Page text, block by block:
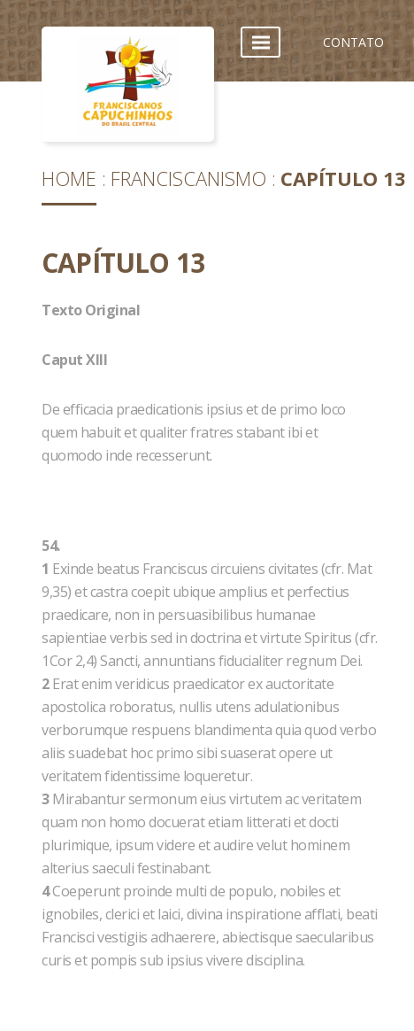
CONTATO
HOME FRANCISCANISMO CAPÍTULO 13
CAPÍTULO 13
Texto Original
Caput XIII
De efficacia praedicationis ipsius et de primo loco
quem habuit et qualiter fratres stabant ibi et
quomodo inde recesserunt.
54.
1 Exinde beatus Franciscus circuiens civitates (cfr. Mat
9,35) et castra coepit ubique amplius et perfectius
praedicare, non in persuasibilibus humanae
sapientiae verbis sed in doctrina et virtute Spiritus (cfr.
1Cor 2,4) Sancti, annuntians fiducialiter regnum Dei.
2Erat enim veridicus praedicator ex auctoritate
apostolica roboratus, nullis utens adulationibus
verborumque respuens blandimenta quia quod verbo
aliis suadebat hoc primo sibi suaserat opere ut
veritatem fidentissime loqueretur.
3Mirabantur sermonum eius virtutem ac veritatem
quam non homo docuerat etiam litterati et docti
plurimique, ipsum videre et audire velut hominem
alterius saeculi festinabant.
4Coeperunt proinde multi de populo, nobiles et
ignobiles, clerici et laici, divina inspiratione afflati, beati
Francisci vestigiis adhaerere, abiectisque saecularibus
curis et pompis sub ipsius vivere disciplina.